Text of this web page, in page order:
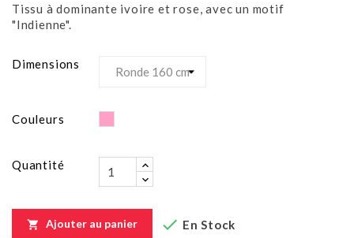
Tissu à dominante ivoire et rose, avec un motif
"Indienne".
Dimensions
Couleurs Rose
Quantité
 Ajouter au panier  En Stock